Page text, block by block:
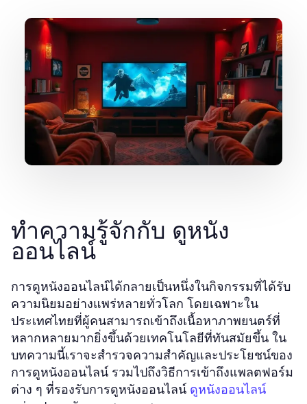
ทำความรู้จักกับ ดูหนัง
ออนไลน์
การดูหนังออนไลน์ได้กลายเป็นหนึ่งในกิจกรรมที่ได้รับ
ความนิยมอย่างแพร่หลายทั่วโลก โดยเฉพาะใน
ประเทศไทยที่ผู้คนสามารถเข้าถึงเนื้อหาภาพยนตร์ที่
หลากหลายมากยิ่งขึ้นด้วยเทคโนโลยีที่ทันสมัยขึ้น ใน
บทความนี้เราจะสำรวจความสำคัญและประโยชน์ของ
การดูหนังออนไลน์ รวมไปถึงวิธีการเข้าถึงแพลตฟอร์ม
ต่าง ๆ ที่รองรับการดูหนังออนไลน์ ดูหนังออนไลน์